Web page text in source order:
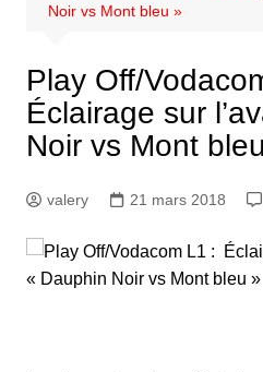
Noir vs Mont bleu »
Play Off/
Éclairage sur
Noir vs Mont
valery 21 mars 2018